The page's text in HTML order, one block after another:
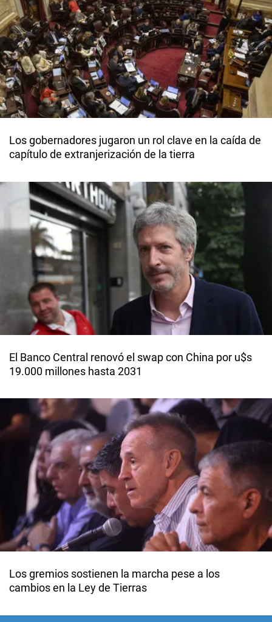
Los gobernadores jugaron un rol clave en la caída de
capítulo de extranjerización de la tierra
El Banco Central renovó el swap con China por u$s
19.000 millones hasta 2031
Los gremios sostienen la marcha pese a los
cambios en la Ley de Tierras